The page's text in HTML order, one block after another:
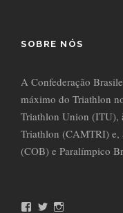
SOBRE NÓS
A Confederação
máximo do Triathlon
Triathlon Union (ITU),
Triathlon (CAMTRI) e,
(COB) e Paralímpico
T